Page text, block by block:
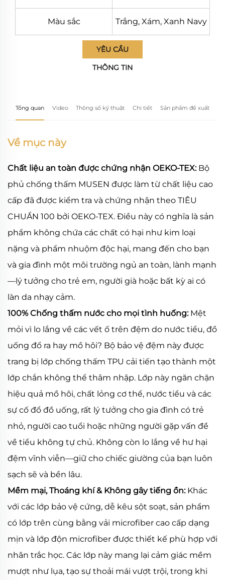
Màu sắc Trắng, Xám, Xanh Navy
YÊU CẦU
THÔNG TIN
Tổng quan Video Thông số kỹ thuật Chi tiết Sản phẩm đề xuất
Về mục này
Chất liệu an toàn được chứng nhận OEKO-TEX: Bộ
phủ chống thấm MUSEN được làm từ chất liệu cao
cấp đã được kiểm tra và chứng nhận theo TIÊU
CHUẨN 100 bởi OEKO-TEX. Điều này có nghĩa là sản
phẩm không chứa các chất có hại như kim loại
nặng và phẩm nhuộm độc hại, mang đến cho bạn
và gia đình một môi trường ngủ an toàn, lành mạnh
—lý tưởng cho trẻ em, người già hoặc bất kỳ ai có
làn da nhạy cảm.
100% Chống thấm nước cho mọi tình huống: Mệt
mỏi vì lo lắng về các vết ố trên đệm do nước tiểu, đồ
uống đổ ra hay mồ hôi? Bộ bảo vệ đệm này được
trang bị lớp chống thấm TPU cải tiến tạo thành một
lớp chắn không thể thâm nhập. Lớp này ngăn chặn
hiệu quả mồ hôi, chất lỏng cơ thể, nước tiểu và các
sự cố đổ đồ uống, rất lý tưởng cho gia đình có trẻ
nhỏ, người cao tuổi hoặc những người gặp vấn đề
về tiểu không tự chủ. Không còn lo lắng về hư hại
đệm vĩnh viễn—giữ cho chiếc giường của bạn luôn
sạch sẽ và bền lâu.
Mềm mại, Thoáng khí & Không gây tiếng ồn: Khác
với các lớp bảo vệ cứng, dễ kêu sột soạt, sản phẩm
có lớp trên cùng bằng vải microfiber cao cấp dạng
mịn và lớp độn microfiber được thiết kế phù hợp với
nhân trắc học. Các lớp này mang lại cảm giác mềm
mượt như lụa, tạo sự thoải mái vượt trội, trong khi